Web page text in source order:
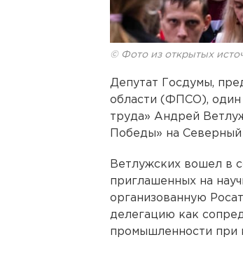
© Фото из открытых
Депутат Госдумы,
области (ФПСО), один
труда» Андрей
Победы» на
Ветлужских вошел в
приглашенных на
организованную
делегацию как
промышленности при